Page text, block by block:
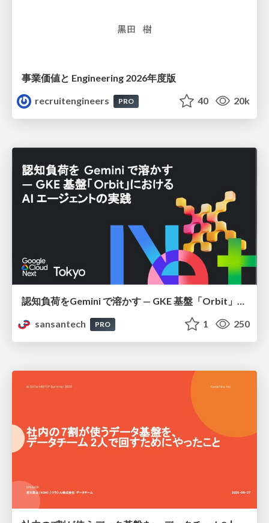
事業価値と Engineering 2026年度版
recruitengineers
PRO 40 20k
認知負荷をGemini で溶かす — GKE 基盤「Orbit」における AI エージェントの実践
sansantech
PRO 1 250